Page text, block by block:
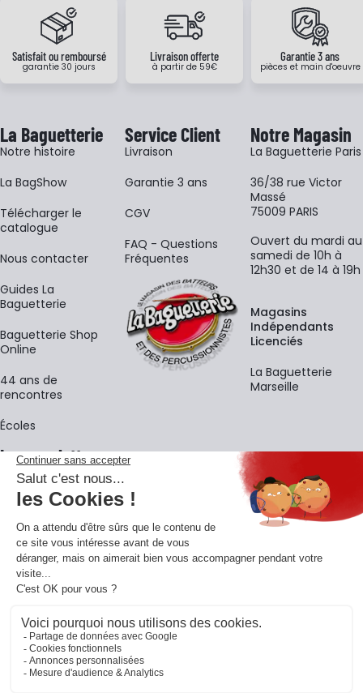
Satisfait ou remboursé
garantie 30 jours
Livraison offerte
à partir de 59€
Garantie 3 ans
pièces et main d'oeuvre
La Baguetterie
Notre histoire
La BagShow
​Télécharger le
catalogue
Nous contacter
Guides La
Baguetterie
Baguetterie Shop
Online
44 ans de
rencontres
Écoles
Service Client
Livraison
Garantie 3 ans
CGV
FAQ - Questions
Fréquentes
Notre Magasin
La Baguetterie Paris
36/38 rue Victor
Massé
75009 PARIS
Ouvert du mardi au
samedi de 10h à
12h30 et de 14 à 19h
Magasins
Indépendants
Licenciés
La Baguetterie
Marseille
La newsletter
Adresse e-mail
En vous inscrivant à notre newsletter, vous acceptez notrepolitique de
confidentialité.
Retrouvons-nous sur